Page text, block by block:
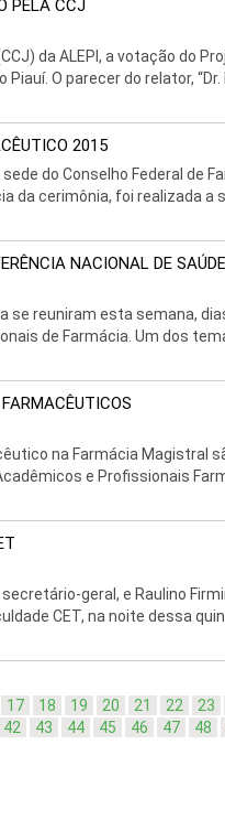
PELA CCJ
da ALEPI, a votação do
O parecer do relator, “Dr.
2015
do Conselho Federal de
da cerimônia, foi realizada a
NACIONAL DE SAÚDE
se reuniram esta semana,
de Farmácia. Um dos
na Farmácia Magistral
e Profissionais
geral, e Raulino
CET, na noite dessa
17 18 19 20 21 22 23
42 43 44 45 46 47 48